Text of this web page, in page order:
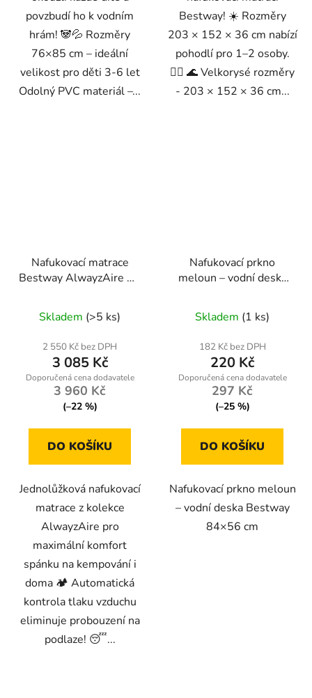
povzbudí ho k vodním
hrám! 🐼💦 Rozměry
76×85 cm – ideální
velikost pro děti 3-6 let
Odolný PVC materiál –...
Bestway! ☀️ Rozměry
203 × 152 × 36 cm nabízí
pohodlí pro 1–2 osoby.
🏊‍♀️ 🌊 Velkorysé rozměry
- 203 × 152 × 36 cm...
Nafukovací matrace
Bestway AlwayzAire 97
automatickou pumpou a
velurovým potahem
Skladem (>5 ks)
2 550 Kč bez DPH
3 085 Kč
3 960 Kč
(–22 %)
DO KOŠÍKU
Jednolůžková nafukovací
matrace z kolekce
AlwayzAire pro
maximální komfort
spánku na kempování i
doma 🏕️ Automatická
kontrola tlaku vzduchu
eliminuje probouzení na
podlaze! 😴...
Nafukovací prkno
meloun – vodní deska
Skladem (1 ks)
182 Kč bez DPH
220 Kč
297 Kč
(–25 %)
DO KOŠÍKU
Nafukovací prkno meloun
– vodní deska Bestway
84×56 cm